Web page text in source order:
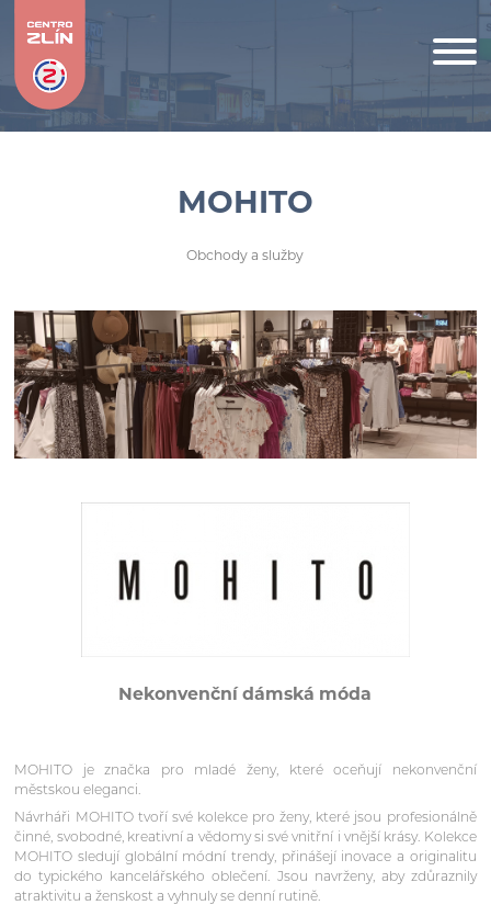
MOHITO
Obchody a služby
Nekonvenční dámská móda
MOHITO je značka pro mladé ženy, které oceňují nekonvenční
městskou eleganci.
Návrháři MOHITO tvoří své kolekce pro ženy, které jsou profesionálně
činné, svobodné, kreativní a vědomy si své vnitřní i vnější krásy. Kolekce
MOHITO sledují globální módní trendy, přinášejí inovace a originalitu
do typického kancelářského oblečení. Jsou navrženy, aby zdůraznily
atraktivitu a ženskost a vyhnuly se denní rutině.